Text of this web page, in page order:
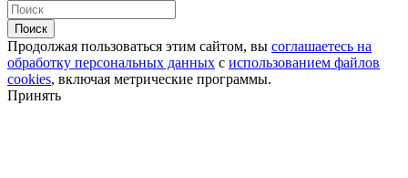
Поиск
Продолжая пользоваться этим сайтом, вы соглашаетесь на
обработку персональных данных с использованием файлов
cookies, включая метрические программы.
Принять